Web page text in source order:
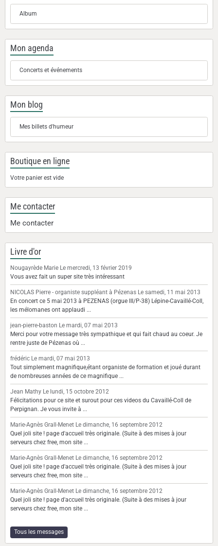
Album
Mon agenda
Concerts et événements
Mon blog
Mes billets d'humeur
Boutique en ligne
Votre panier est vide
Me contacter
Me contacter
Livre d'or
Nougayrède Marie Le mercredi, 13 février 2019
Vous avez fait un super site très intéressant
NICOLAS Pierre - organiste suppléant à Pézenas Le samedi, 11 mai 2013
En concert ce 5 mai 2013 à PEZENAS (orgue III/P-38) Lépine-Cavaillé-Coll,
les mélomanes ont applaudi ...
jean-pierre-baston Le mardi, 07 mai 2013
Merci pour votre message très sympathique et qui fait chaud au coeur. Je
rentre juste de Pézenas où ...
frédéric Le mardi, 07 mai 2013
Tout simplement magnifique,étant organiste de formation et joué durant
de nombreuses années de ce magnifique ...
Jean Mathy Le lundi, 15 octobre 2012
Félicitations pour ce site et surout pour ces videos du Cavaillé-Coll de
Perpignan. Je vous invite à ...
Marie-Agnès Grall-Menet Le dimanche, 16 septembre 2012
Quel joli site ! page d'accueil très originale. (Suite à des mises à jour
serveurs chez free, mon site ...
Marie-Agnès Grall-Menet Le dimanche, 16 septembre 2012
Quel joli site ! page d'accueil très originale. (Suite à des mises à jour
serveurs chez free, mon site ...
Marie-Agnès Grall-Menet Le dimanche, 16 septembre 2012
Quel joli site ! page d'accueil très originale. (Suite à des mises à jour
serveurs chez free, mon site ...
Tous les messages